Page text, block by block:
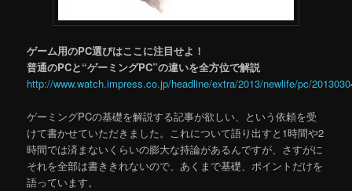
ゲーム用のPC選びはここに注目せよ！
普通のPCと“ゲーミングPC”の違いを全方位で解説
http://www.watch.impress.co.jp/headline/extra/2013/newlife/pc/
ゲーミングPCの基礎を解説する記事が欲しい、という依頼を受
けて書かせていただきました。これについて語り出すと1時間や2
時間では済まないくらいの膨大な持論があるんですが、さすがに
それを全部は書ききれないので、あくまで基礎、ポイントだけを
語っています。